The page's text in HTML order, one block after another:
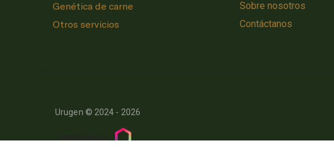
Genética de carne
Otros servicios
Sobre nosotros
Contáctanos
Urugen © 2024 - 2026